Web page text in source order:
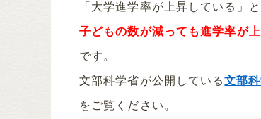
「大学進学率が上昇している」
子どもの数が減っても進学率が
です。
文部科学省が公開している文部
をご覧ください。